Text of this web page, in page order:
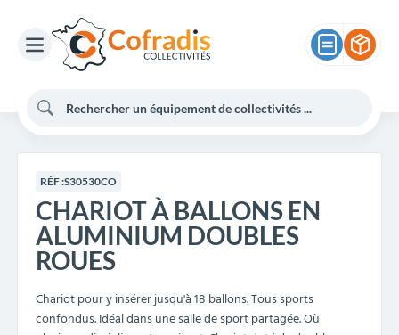
RÉF :S30530CO
CHARIOT À BALLONS EN
ALUMINIUM DOUBLES
ROUES
Chariot pour y insérer jusqu'à 18 ballons. Tous sports
confondus. Idéal dans une salle de sport partagée. Où